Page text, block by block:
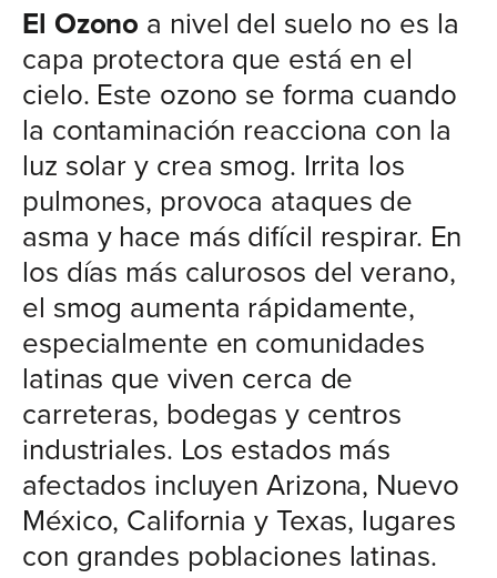
El Ozono a nivel del suelo no es la
capa protectora que está en el
cielo. Este ozono se forma cuando
la contaminación reacciona con la
luz solar y crea smog. Irrita los
pulmones, provoca ataques de
asma y hace más difícil respirar. En
los días más calurosos del verano,
el smog aumenta rápidamente,
especialmente en comunidades
latinas que viven cerca de
carreteras, bodegas y centros
industriales. Los estados más
afectados incluyen Arizona, Nuevo
México, California y Texas, lugares
con grandes poblaciones latinas.